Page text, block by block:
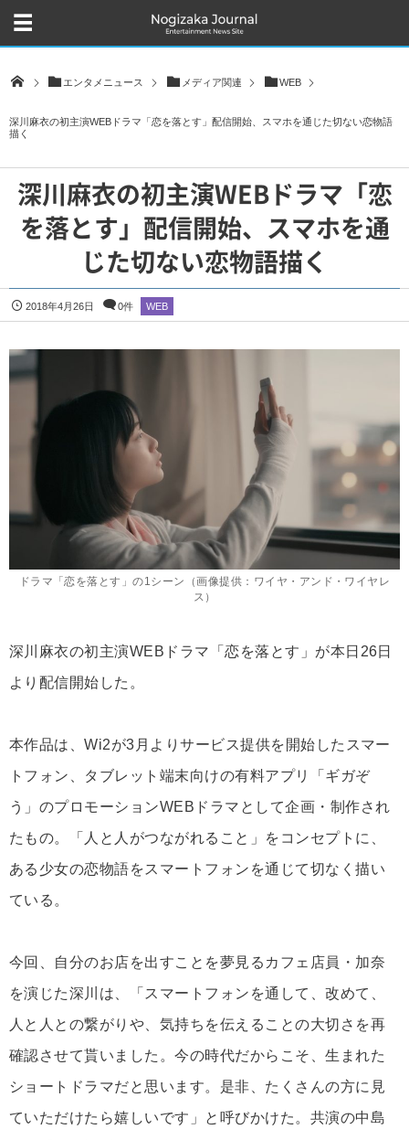
エンタメニュース メディア関連 WEB
深川麻衣の初主演WEBドラマ「恋を落とす」配信開始、スマホを通じた切ない恋物語
描く
深川麻衣の初主演WEBドラマ「恋
を落とす」配信開始、スマホを通
じた切ない恋物語描く
2018年4月26日 0件 WEB
ドラマ「恋を落とす」の1シーン（画像提供：ワイヤ・アンド・ワイヤレ
ス）
深川麻衣の初主演WEBドラマ「恋を落とす」が本日26日
より配信開始した。
本作品は、Wi2が3月よりサービス提供を開始したスマー
トフォン、タブレット端末向けの有料アプリ「ギガぞ
う」のプロモーションWEBドラマとして企画・制作され
たもの。「人と人がつながれること」をコンセプトに、
ある少女の恋物語をスマートフォンを通じて切なく描い
ている。
今回、自分のお店を出すことを夢見るカフェ店員・加奈
を演じた深川は、「スマートフォンを通して、改めて、
人と人との繋がりや、気持ちを伝えることの大切さを再
確認させて貰いました。今の時代だからこそ、生まれた
ショートドラマだと思います。是非、たくさんの方に見
ていただけたら嬉しいです」と呼びかけた。共演の中島